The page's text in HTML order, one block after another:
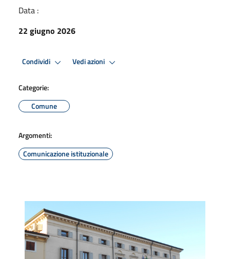
Data :
22 giugno 2026
Condividi Vedi azioni
Categorie:
Comune
Argomenti:
Comunicazione istituzionale